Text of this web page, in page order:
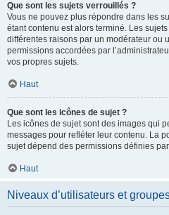
Que sont les sujets verrouillés ?
Vous ne pouvez plus répondre dans les
étant contenu est alors terminé. Les
différentes raisons par un modérateur ou
permissions accordées par
vos propres sujets.
Haut
Que sont les icônes de sujet ?
Les icônes de sujet sont des images qui
messages pour refléter leur contenu. La
sujet dépend des permissions définies
Haut
Niveaux d’utilisateurs et